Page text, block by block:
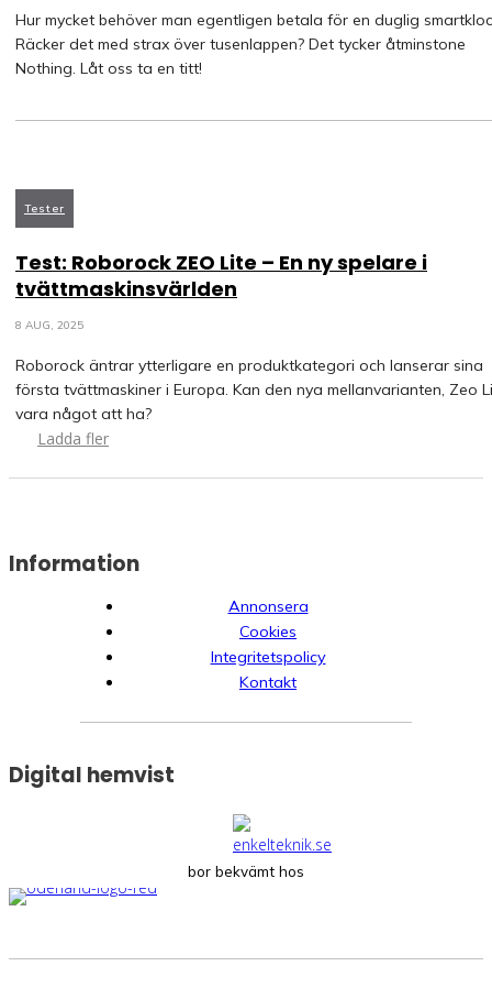
Hur mycket behöver man egentligen betala för en duglig
Räcker det med strax över tusenlappen? Det tycker åtminstone
Nothing. Låt oss ta en titt!
Tester
Test: Roborock ZEO Lite – En ny spelare i
tvättmaskinsvärlden
8 AUG, 2025
Roborock äntrar ytterligare en produktkategori och lanserar sina
första tvättmaskiner i Europa. Kan den nya mellanvarianten, Zeo
vara något att ha?
Ladda fler
Information
Annonsera
Cookies
Integritetspolicy
Kontakt
Digital hemvist
bor bekvämt hos